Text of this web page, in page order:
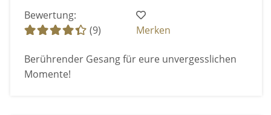
Bewertung:
(9)
Merken
Berührender Gesang für eure unvergesslichen
Momente!